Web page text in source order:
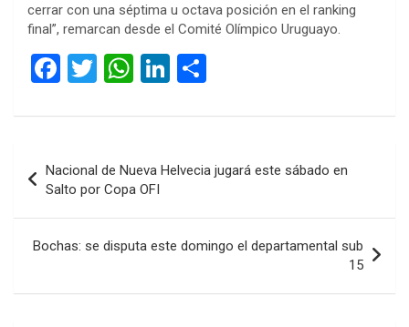
cerrar con una séptima u octava posición en el ranking
final”, remarcan desde el Comité Olímpico Uruguayo.
F
ce
o
o
k
T
tt
W
at
A
p
p
Li
ke
n
m
ar
tir
de
entradas
Nacional de Nueva Helvecia jugará este sábado en
Salto por Copa OFI
Bochas: se disputa este domingo el departamental sub
15